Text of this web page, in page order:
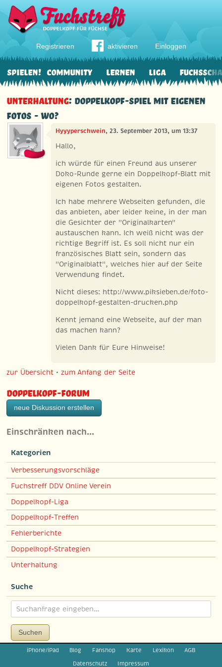
Registrieren aktivieren Einloggen
Community Lernen Liga
Spielen!
Unterhaltung: Doppelkopf-Spiel mit eigenen
Fotos - Wo?
Hyyyperschwein, 23. September 2013, um 13:37
Hallo,
ich würde für einen Freund aus unserer
Doko-Runde gerne ein Doppelkopf-Blatt mit
eigenen Fotos gestalten.
Ich habe mehrere Webseiten gefunden, die
das anbieten, aber leider keine, in der man
die Gesichter der "Originalkarten"
austauschen kann. Ich weiß nicht was der
richtige Begriff ist. Es soll nicht nur ein
französisches Blatt sein, sondern das
"Originalblatt", welches hier auf der Seite
Verwendung findet.
Nicht dieses: http://www.piksieben.de/foto-
doppelkopf-gestalten-drucken.php
Kennt jemand eine Webseite, auf der man
das machen kann?
Vielen Dank für Eure Hinweise!
zur Übersicht •zum Anfang der Seite
Doppelkopf-Forum
neue Diskussion erstellen
Einschränken nach…
Kategorien
Verbesserungsvorschläge
Fuchstreff DDV Online Verein
Doppelkopf-Liga
Doppelkopf-Treffen
Fehlerberichte
Doppelkopf-Strategien
Unterhaltung
Suche
Suchen
iPhone/iPad Blog Fanshop Karte Lexikon
AGB
Datenschutz
Impressum